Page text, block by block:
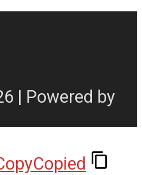
| Powered by
Copied